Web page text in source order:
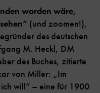
worden wäre,
(und zoomen!),
des deutschen
M. Heckl, DM
des Buches, zitierte
von Miller: „Im
will“ – eine für 1900